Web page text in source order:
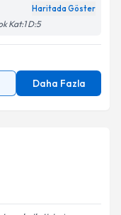
Haritada Göster
Kat:1 D:5
Daha Fazla